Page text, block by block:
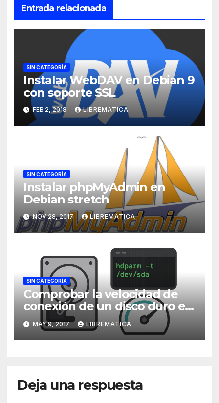
Entrada relacionada
SIN CATEGORÍA
Instalar WebDAV en Debian 9
con soporte SSL
FEB 2, 2018 LIBREMATICA
SIN CATEGORÍA
Instalar phpMyAdmin en
Debian stretch
NOV 28, 2017 LIBREMATICA
SIN CATEGORÍA
Comprobar la velocidad de
conexión de un disco duro en
Linux
MAY 9, 2017 LIBREMATICA
Deja una respuesta